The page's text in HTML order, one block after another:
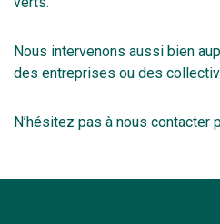
Nous intervenons aussi bien
des entreprises ou des
N’hésitez pas à nous contacter